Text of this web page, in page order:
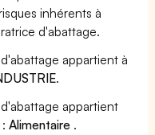
inhérents à
d'abattage.
appartient à
.
appartient
:Alimentaire .